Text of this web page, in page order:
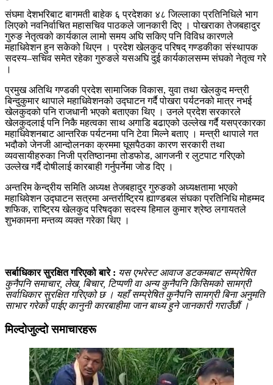
संघमा देशभरिबाट बागमती बाहेक ६ प्रदेशका ४८ जिल्लाका प्रतिनिधिले भाग
लिएको नवनिर्वाचित महासचिव पाठकले जानकारी दिए । पोखराका तेजबहादुर
गुरुङ नेतृत्वको कार्यकाल लामो समय अघि सकिए पनि विविध कारणले
महाधिवेशन हुन सकेको थिएन । प्रदेश खेलकुद परिषद् गण्डकीका संस्थापक
सदस्य–सचिव समेत रहेका गुरुङले यसअघि दुई कार्यकालसम्म संघको नेतृत्व गरे
।
प्रमुख अतिथि गण्डकी प्रदेश सामाजिक विकास, युवा तथा खेलकुद मन्त्री
बिन्दुकुमार थापाले महाधिवेशनको उद्घाटन गर्दै पोखरा पर्यटनको मात्र नभई
खेलकुदको पनि राजधानी भएको बताएका थिए । उनले प्रदेश सरकारले
खेलकुदलाई पनि निकै महत्वका साथ अगाडि बढाएको उल्लेख गर्दै यसप्रकारका
महाधिवेशनबाट आन्तरिक पर्यटनमा पनि टेवा मिल्ने बताए । मन्त्री थापाले गत
भदौको जेनजी आन्दोलनका क्रममा घूसपैठका कारण सरकारी तथा
व्यवसायीहरुका निजी प्रतिष्ठानमा तोडफोड, आगजनी र लुटपाट गरिएको
उल्लेख गर्दै दोषीलाई कारबाही गर्नुपर्नेमा जोड दिए ।
अन्तरिम केन्द्रीय समिति अध्यक्ष तेजबहादुर गुरुङको अध्यक्षतामा भएको
महाधिवेशन उद्घाटन सत्रमा अन्तर्राष्ट्रिय ह्याण्डबल संघका प्रतिनिधि मोहम्मद
शफिक, राष्ट्रिय खेलकुद परिषद्का सदस्य हिमाल कुमार श्रेष्ठ लगायतले
शुभकामना मन्तव्य व्यक्त गरेका थिए ।
सर्बाधिकार सुरक्षित गरिएको बारे : यस एभरेस्ट आवाज डटकमबाट सम्प्रेषित
कुनैपनि समाचार, लेख, बिचार, टिप्पणी वा अन्य कुनैपनि किसिमको सामग्री
सर्वाधिकार सुरक्षित गरिएको छ । यहाँ सम्प्रेषित कुनैपनि सामग्री बिना अनुमति
साभार गरेको पाईए कानुनी कारबाहीमा जान बाध्य हुने जानकारी गराउँछौं ।
मिल्दोजुल्दो समाचारहरू